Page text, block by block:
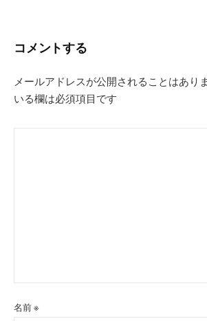
ョ
コメントする
メールアドレスが公開されることはありま
いる欄は必須項目です
名前※